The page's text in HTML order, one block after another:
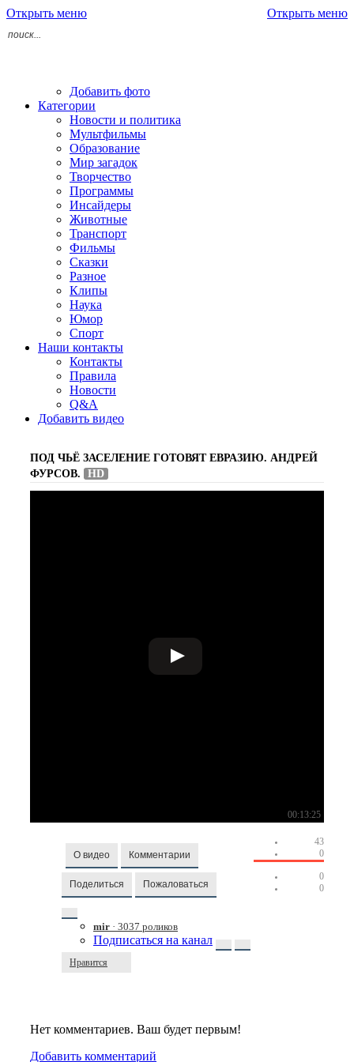
Открыть меню Открыть меню
Добавить фото
Категории
Новости и политика
Мультфильмы
Образование
Мир загадок
Творчество
Программы
Инсайдеры
Животные
Транспорт
Фильмы
Сказки
Разное
Клипы
Наука
Юмор
Спорт
Наши контакты
Контакты
Правила
Новости
Q&A
Добавить видео
ПОД ЧЬЁ ЗАСЕЛЕНИЕ ГОТОВЯТ ЕВРАЗИЮ. АНДРЕЙ
ФУРСОВ.
HD
00:13:25
О видео Комментарии
Поделиться Пожаловаться
mir · 3037 роликов
Подписаться на канал
Нравится
43
0
0
0
Нет комментариев. Ваш будет первым!
Добавить комментарий